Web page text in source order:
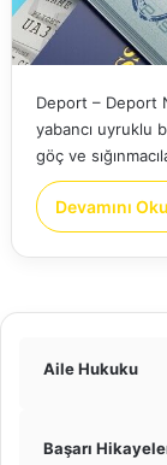
Deport – Deport
yabancı uyruklu
göç ve
Devamını
Aile Hukuku
Başarı